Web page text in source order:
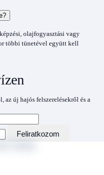
olajfogyasztási vagy
többi tünetével együtt kell
az új hajós felszerelésekről és a
Feliratkozom